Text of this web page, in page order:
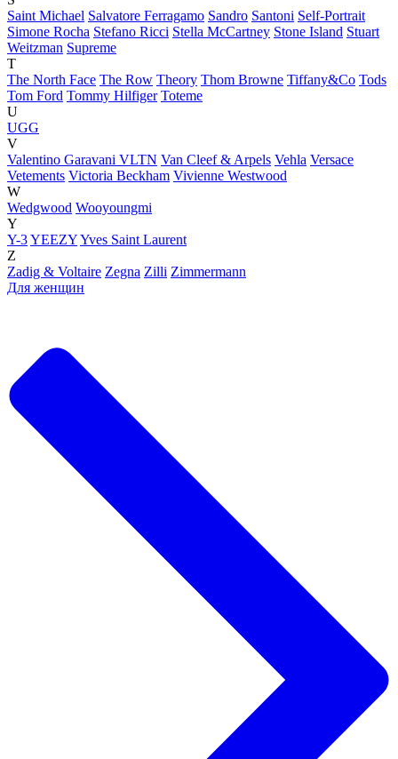
Saint Michael Salvatore Ferragamo Sandro Santoni Self-Portrait
Simone Rocha Stefano Ricci Stella McCartney Stone Island Stuart
Weitzman Supreme
T
The North Face The Row Theory Thom Browne Tiffany&Co Tods
Tom Ford Tommy Hilfiger Toteme
U
UGG
V
Valentino Garavani VLTN Van Cleef & Arpels Vehla Versace
Vetements Victoria Beckham Vivienne Westwood
W
Wedgwood Wooyoungmi
Y
Y-3YEEZYYves Saint Laurent
Z
Zadig & Voltaire Zegna Zilli Zimmermann
Для женщин